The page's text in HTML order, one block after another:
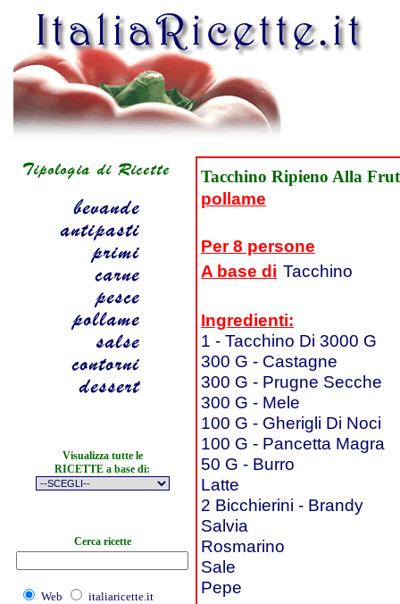
Visualizza tutte le
RICETTE a base di:
Cerca ricette
Web italiaricette.it
Tacchino Ripieno Alla
pollame
Per 8 persone
A base di Tacchino
Ingredienti:
1 - Tacchino Di 3000 G
300 G - Castagne
300 G - Prugne Secche
300 G - Mele
100 G - Gherigli Di Noci
100 G - Pancetta Magra
50 G - Burro
Latte
2 Bicchierini - Brandy
Salvia
Rosmarino
Sale
Pepe